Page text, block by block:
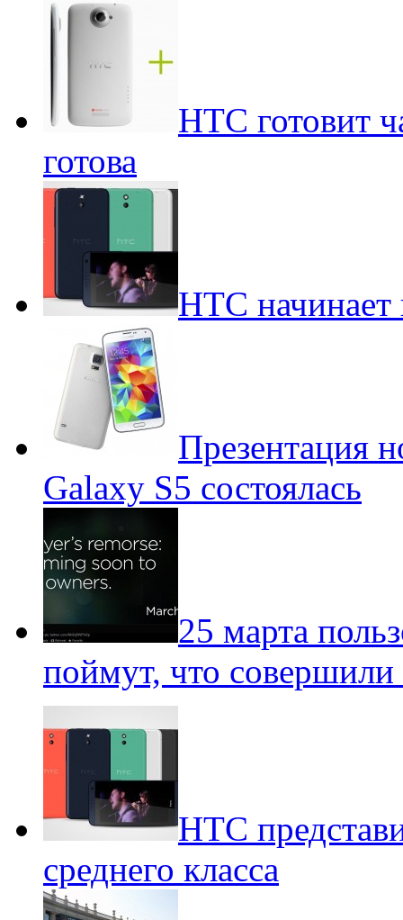
HTC готовит
готова
HTC
Презентация
Galaxy S5 состоялась
25 марта
поймут, что
HTC
среднего класса